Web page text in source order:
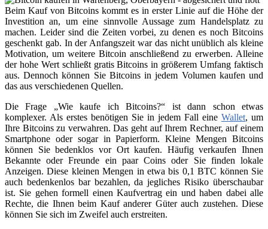
Beim Kauf von Bitcoins kommt es in erster Linie auf die Höhe der
Investition an, um eine sinnvolle Aussage zum Handelsplatz zu
machen. Leider sind die Zeiten vorbei, zu denen es noch Bitcoins
geschenkt gab. In der Anfangszeit war das nicht unüblich als kleine
Motivation, um weitere Bitcoin anschließend zu erwerben. Alleine
der hohe Wert schließt gratis Bitcoins in größerem Umfang faktisch
aus. Dennoch können Sie Bitcoins in jedem Volumen kaufen und
das aus verschiedenen Quellen.
Die Frage „Wie kaufe ich Bitcoins?“ ist dann schon etwas
komplexer. Als erstes benötigen Sie in jedem Fall eine Wallet, um
Ihre Bitcoins zu verwahren. Das geht auf Ihrem Rechner, auf einem
Smartphone oder sogar in Papierform. Kleine Mengen Bitcoins
können Sie bedenklos vor Ort kaufen. Häufig verkaufen Ihnen
Bekannte oder Freunde ein paar Coins oder Sie finden lokale
Anzeigen. Diese kleinen Mengen in etwa bis 0,1 BTC können Sie
auch bedenkenlos bar bezahlen, da jegliches Risiko überschaubar
ist. Sie gehen formell einen Kaufvertrag ein und haben dabei alle
Rechte, die Ihnen beim Kauf anderer Güter auch zustehen. Diese
können Sie sich im Zweifel auch erstreiten.